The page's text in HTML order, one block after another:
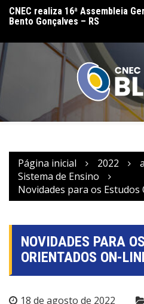
CNEC realiza 16ª Assembleia
Bento Gonçalves – RS
Página inicial 2022
Sistema de Ensino
Novidades para os
NOVIDADES PARA
ORIENTADOS ON-
18 de agosto de 2022